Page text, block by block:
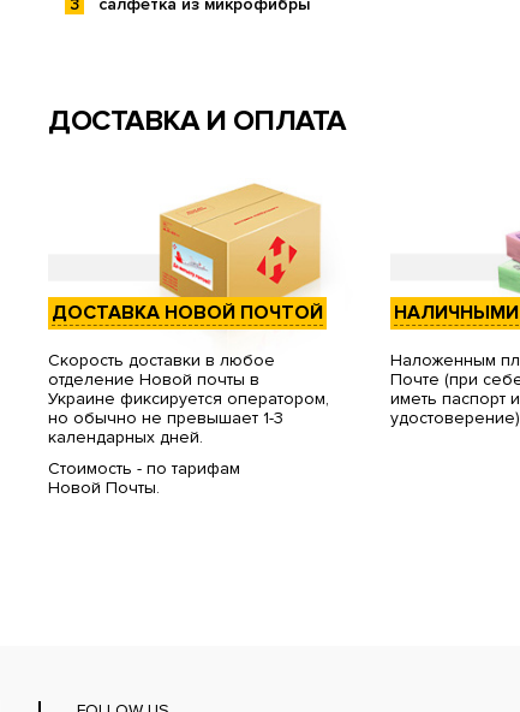
салфетка из микрофибры
ДОСТАВКА И ОПЛАТА
ДОСТАВКА НОВОЙ ПОЧТОЙ
Скорость доставки в любое
отделение Новой почты в
Украине фиксируется оператором,
но обычно не превышает 1-3
календарных дней.
Стоимость - по тарифам
Новой Почты.
НАЛИЧНЫМИ
Наложенным
Почте (при
иметь паспорт
удостоверение)